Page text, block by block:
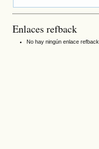
Enlaces refback
No hay ningún enlace refback.